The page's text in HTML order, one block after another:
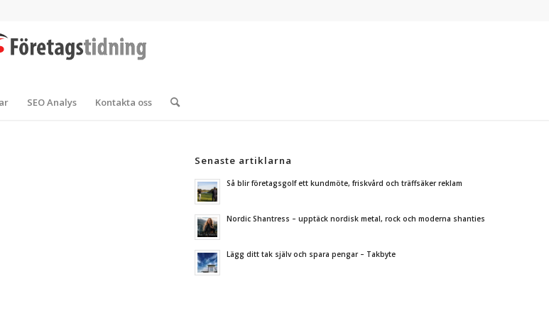
SEO Analys Kontakta oss
Senaste artiklarna
Så blir företagsgolf ett kundmöte, friskvård och träffsäker reklam
Nordic Shantress – upptäck nordisk metal, rock och moderna shanties
Lägg ditt tak själv och spara pengar – Takbyte